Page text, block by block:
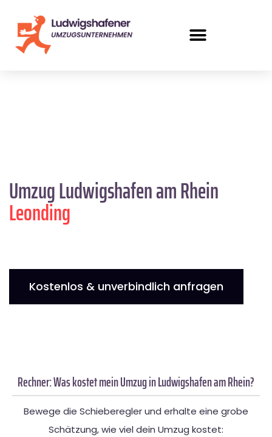
Umzug Ludwigshafen am Rhein
Leonding
Kostenlos & unverbindlich anfragen
Rechner: Was kostet mein Umzug in Ludwigshafen am Rhein?
Bewege die Schieberegler und erhalte eine grobe
Schätzung, wie viel dein Umzug kostet: